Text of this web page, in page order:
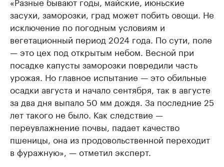
засухи, заморозки, град может побить овощи. Не
исключение по погодным условиям и
вегетационный период 2024 года. По сути, поле
— это цех под открытым небом. Весной при
посадке капусты заморозки повредили часть
урожая. Но главное испытание — это обильные
осадки августа и начало сентября, так в августе
за два дня выпало 50 мм дождя. За последние 25
лет такого не было. Как следствие —
переувлажнение почвы, падает качество
пшеницы, она из продовольственной переходит
в фуражную», — отметил эксперт.